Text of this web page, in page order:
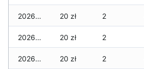
2026-07-13 20 zł 2
2026-07-12 20 zł 2
2026-07-11 20 zł 2